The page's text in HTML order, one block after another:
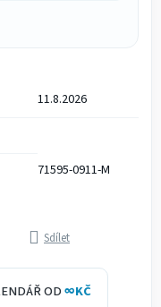
11.8.2026
71595-0911-M
Sdílet
OD∞KČ